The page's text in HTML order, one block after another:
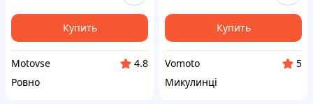
Купить
Motovse
4.8
Ровно
Купить
Vomoto
5
Микулинці